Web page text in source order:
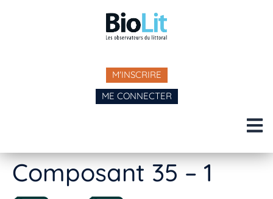
M'INSCRIRE
ME CONNECTER
Composant 35 – 1